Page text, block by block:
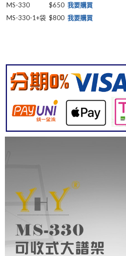
MS-330
$650 我要購買
MS-330-1+袋 $800 我要購買